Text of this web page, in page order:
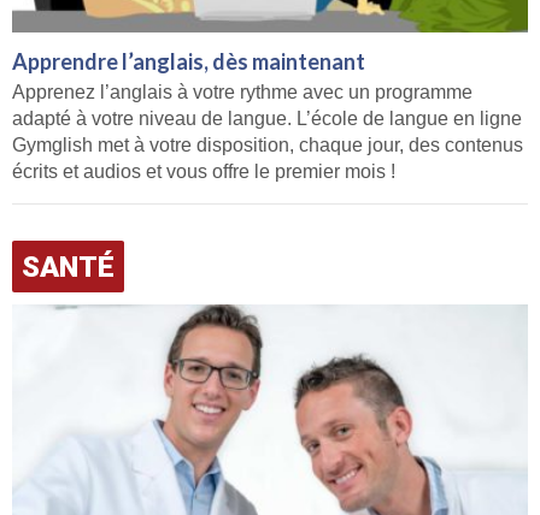
Apprendre l’anglais, dès maintenant
Apprenez l’anglais à votre rythme avec un programme
adapté à votre niveau de langue. L’école de langue en ligne
Gymglish met à votre disposition, chaque jour, des contenus
écrits et audios et vous offre le premier mois !
SANTÉ